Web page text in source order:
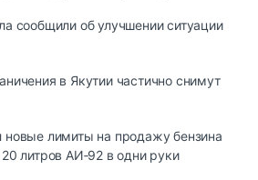
сообщили об улучшении ситуации
в Якутии частично снимут
новые лимиты на продажу бензина
литров АИ‑92 в одни руки